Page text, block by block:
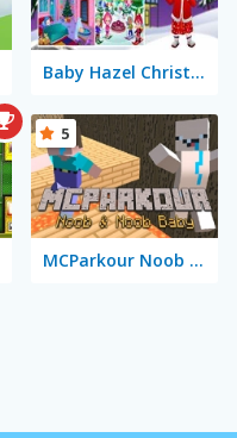
Baby Hazel Christmas Surprise
MCParkour Noob & Noob Baby
5